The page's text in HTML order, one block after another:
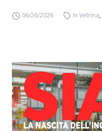
06/26/2026 In Vetrina,